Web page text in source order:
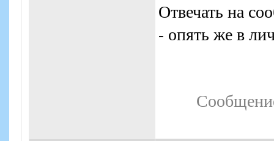
Отвечать на
- опять же в